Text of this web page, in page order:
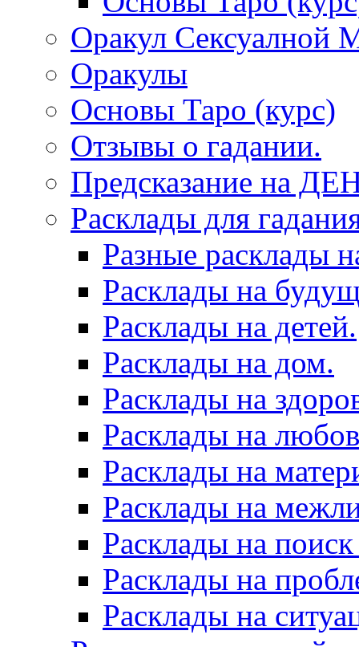
Оракул Сексуалной
Оракулы
Основы Таро (курс)
Отзывы о гадании.
Предсказание на
Расклады для
Разные расклады
Расклады на
Расклады на детей.
Расклады на дом.
Расклады на
Расклады на
Расклады на
Расклады на
Расклады на
Расклады на
Расклады на